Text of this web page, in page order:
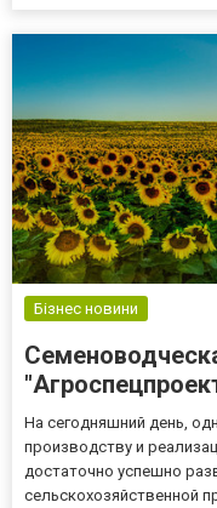
Бізнес новини
На сегодняшний день,
производству и
достаточно успешно
сельскохозяйственной